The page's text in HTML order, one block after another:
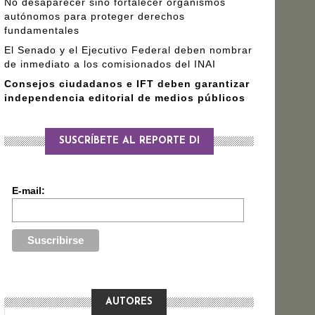
autónomos para proteger derechos
fundamentales
El Senado y el Ejecutivo Federal deben nombrar
de inmediato a los comisionados del INAI
Consejos ciudadanos e IFT deben garantizar
independencia editorial de medios públicos
SUSCRÍBETE AL REPORTE DI
E-mail:
AUTORES